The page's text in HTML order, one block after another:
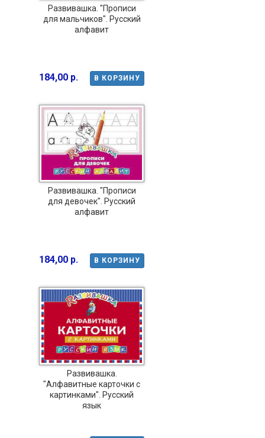
Развивашка. "Прописи
для мальчиков". Русский
алфавит
В КОРЗИНУ
184,00 р.
Развивашка. "Прописи
для девочек". Русский
алфавит
В КОРЗИНУ
184,00 р.
Развивашка.
"Алфавитные карточки с
картинками". Русский
язык